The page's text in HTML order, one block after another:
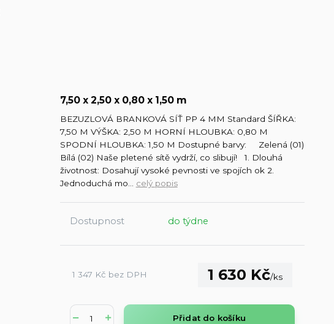
7,50 x 2,50 x 0,80 x 1,50 m
BEZUZLOVÁ BRANKOVÁ SÍŤ PP 4 MM Standard ŠÍŘKA:
7,50 M VÝŠKA: 2,50 M HORNÍ HLOUBKA: 0,80 M
SPODNÍ HLOUBKA: 1,50 M Dostupné barvy: Zelená (01)
Bílá (02) Naše pletené sítě vydrží, co slibují! 1. Dlouhá
životnost: Dosahují vysoké pevnosti ve spojích ok 2.
Jednoduchá mo... celý popis
Dostupnost do týdne
1 630 Kč/ks
1 347 Kč bez DPH
Přidat do košíku